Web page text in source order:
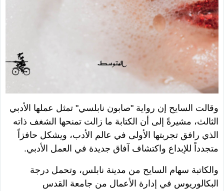
وقالت السايح إن رواية "صابون نابلسي" تمثل عملها الأدبي
الثالث، مشيرةً إلى أن الكتابة ما زالت تمنحها الشغف ذاته
الذي رافق تجربتها الأولى في عالم الأدب، ويشكل حافزاً
متجدداً للإبداع واكتشاف آفاق جديدة في العمل الأدبي.
والكاتبة سهام السايح من مدينة نابلس، وتحمل درجة
البكالوريوس في إدارة الأعمال من جامعة القدس